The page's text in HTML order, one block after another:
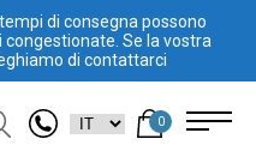
di consegna possono
Se la vostra
di contattarci
0